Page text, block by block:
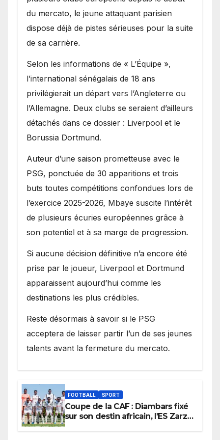
du mercato, le jeune attaquant parisien
dispose déjà de pistes sérieuses pour la suite
de sa carrière.
Selon les informations de « L’Équipe »,
l’international sénégalais de 18 ans
privilégierait un départ vers l’Angleterre ou
l’Allemagne. Deux clubs se seraient d’ailleurs
détachés dans ce dossier : Liverpool et le
Borussia Dortmund.
Auteur d’une saison prometteuse avec le
PSG, ponctuée de 30 apparitions et trois
buts toutes compétitions confondues lors de
l’exercice 2025-2026, Mbaye suscite l’intérêt
de plusieurs écuries européennes grâce à
son potentiel et à sa marge de progression.
Si aucune décision définitive n’a encore été
prise par le joueur, Liverpool et Dortmund
apparaissent aujourd’hui comme les
destinations les plus crédibles.
Reste désormais à savoir si le PSG
acceptera de laisser partir l’un de ses jeunes
talents avant la fermeture du mercato.
FOOTBALL SPORT
Coupe de la CAF : Diambars fixé
sur son destin africain, l’ES Zarzis